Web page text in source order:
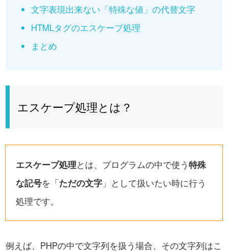
文字表現出来ない「特殊な値」の代替文字
HTMLタグのエスケープ処理
まとめ
エスケープ処理とは？
エスケープ処理とは、プログラムの中で使う特殊
な記号を「ただの文字 」として扱いたい時に行う
処理です。
例えば、PHPの中で文字列を扱う場合、その文字列はこ